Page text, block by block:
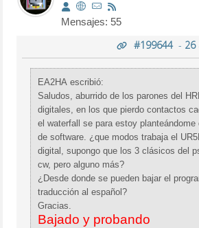
Mensajes: 55
#199644- 26
EA2HA escribió:
Saludos, aburrido de los parones del
digitales, en los que pierdo contactos
el waterfall se para estoy planteándome
de software. ¿que modos trabaja el
digital, supongo que los 3 clásicos del
cw, pero alguno más?
¿Desde donde se pueden bajar el
traducción al español?
Gracias.
Bajado y probando